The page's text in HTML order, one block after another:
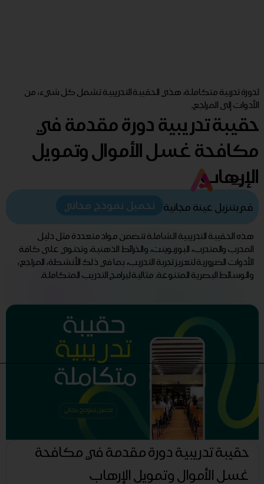
لدورة تدربية متكاملة، هذي الحقيبة التدريبية تشمل كل شيء، من
الأدوات إلى المراجع.
حقيبة تدريبية دورة مقدمة في
مكافحة غسل الأموال وتمويل
الإرهاب
قم بتنزيل عينة مجانية تحميل نموذج مجاني
هذه الحقيبة التدريبية الشاملة تتضمن مواد متعددة مثل دليل
المدرب والمتدرب، البوربوينت، والخرائط الذهنية، وتحتوي على كافة
الأدوات الضرورية لتعزيز تجربة التدريب، بما في ذلك الأنشطة، المراجع،
والوسائط البصرية المتنوعة. مثالية لبرامج التدريب المتكاملة.
حقيبة تدريبية دورة مقدمة في مكافحة
غسل الأموال وتمويل الإرهاب